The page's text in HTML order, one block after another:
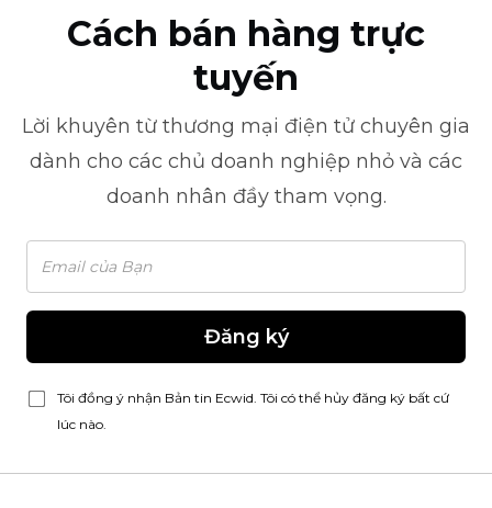
Cách bán hàng trực
tuyến
Lời khuyên từ thương mại điện tử chuyên gia
dành cho các chủ doanh nghiệp nhỏ và các
doanh nhân đầy tham vọng.
Đăng ký
Tôi đồng ý nhận Bản tin Ecwid. Tôi có thể hủy đăng ký bất cứ
lúc nào.